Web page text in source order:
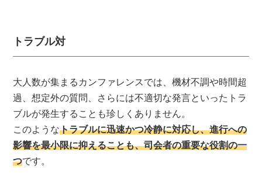
トラブル対
大人数が集まるカンファレンスでは、機材不調や時間超
過、想定外の質問、さらには不適切な発言といったトラ
ブルが発生することも珍しくありません。
このようなトラブルに迅速かつ冷静に対応し、進行への
影響を最小限に抑えることも、司会者の重要な役割の一
つです。